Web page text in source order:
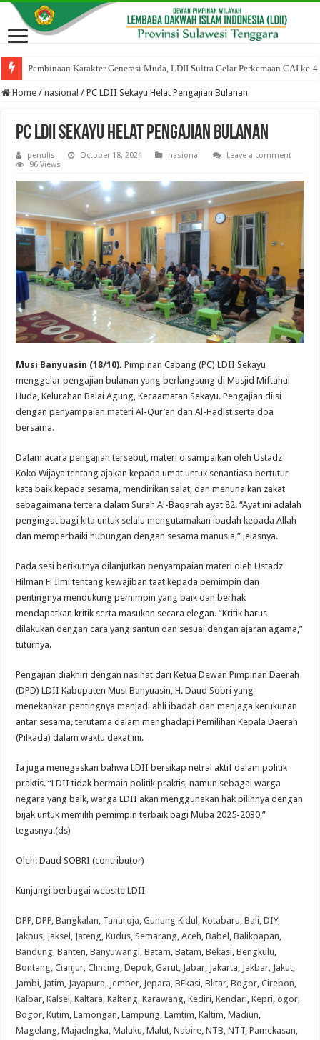
Pembinaan Karakter Generasi Muda, LDII Sultra Gelar Perkemaan CAI ke-
Home / nasional / PC LDII Sekayu Helat Pengajian Bulanan
PC LDII Sekayu Helat Pengajian Bulanan
penulis October 18, 2024 nasional
Leave a comment
96 Views
Musi Banyuasin (18/10). Pimpinan Cabang (PC) LDII Sekayu
menggelar pengajian bulanan yang berlangsung di Masjid Miftahul
Huda, Kelurahan Balai Agung, Kecaamatan Sekayu. Pengajian diisi
dengan penyampaian materi Al-Qur’an dan Al-Hadist serta doa
bersama.
Dalam acara pengajian tersebut, materi disampaikan oleh Ustadz
Koko Wijaya tentang ajakan kepada umat untuk senantiasa bertutur
kata baik kepada sesama, mendirikan salat, dan menunaikan zakat
sebagaimana tertera dalam Surah Al-Baqarah ayat 82. “Ayat ini adalah
pengingat bagi kita untuk selalu mengutamakan ibadah kepada Allah
dan memperbaiki hubungan dengan sesama manusia,” jelasnya.
Pada sesi berikutnya dilanjutkan penyampaian materi oleh Ustadz
Hilman Fi Ilmi tentang kewajiban taat kepada pemimpin dan
pentingnya mendukung pemimpin yang baik dan berhak
mendapatkan kritik serta masukan secara elegan. “Kritik harus
dilakukan dengan cara yang santun dan sesuai dengan ajaran agama,”
tuturnya.
Pengajian diakhiri dengan nasihat dari Ketua Dewan Pimpinan Daerah
(DPD) LDII Kabupaten Musi Banyuasin, H. Daud Sobri yang
menekankan pentingnya menjadi ahli ibadah dan menjaga kerukunan
antar sesama, terutama dalam menghadapi Pemilihan Kepala Daerah
(Pilkada) dalam waktu dekat ini.
Ia juga menegaskan bahwa LDII bersikap netral aktif dalam politik
praktis. “LDII tidak bermain politik praktis, namun sebagai warga
negara yang baik, warga LDII akan menggunakan hak pilihnya dengan
bijak untuk memilih pemimpin terbaik bagi Muba 2025-2030,”
tegasnya.(ds)
Oleh: Daud SOBRI (contributor)
Kunjungi berbagai website LDII
DPP,DPP,Bangkalan, Tanaroja,Gunung Kidul ,Kotabaru,Bali,DIY,
Jakpus, Jaksel , Jateng,Kudus,Semarang,Aceh,Babel ,Balikpapan,
Bandung,Banten,Banyuwangi,Batam,Batam,Bekasi,Bengkulu,
Bontang,Cianjur,Clincing,Depok,Garut, Jabar, Jakarta, Jakbar, Jakut,
Jambi, Jatim, Jayapura, Jember, Jepara,BEkasi,Blitar,Bogor,Cirebon,
Kalbar,Kalsel ,Kaltara,Kalteng,Karawang,Kediri,Kendari,Kepri,ogor,
Bogor,Kutim,Lamongan,Lampung,Lamtim,Kaltim,Madiun,
Magelang,Majaelngka,Maluku,Malut,Nabire,NTB,NTT,Pamekasan,